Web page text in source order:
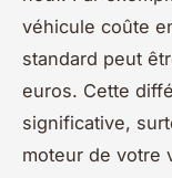
véhicule coûte
standard peut
euros. Cette
significative,
moteur de votre